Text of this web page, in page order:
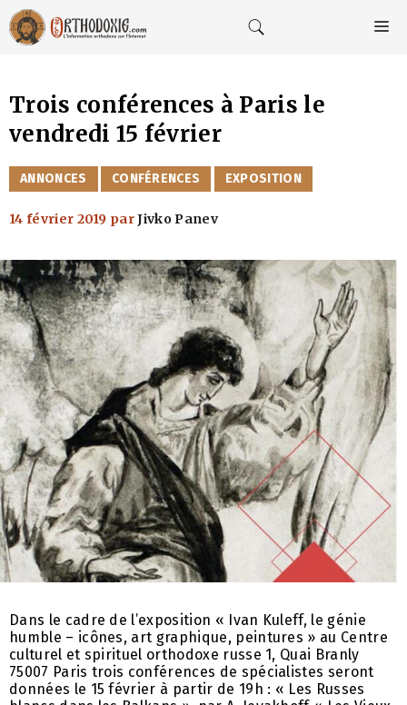
Aller
au
contenu
Trois conférences à Paris le
vendredi 15 février
CATÉGORIES
ANNONCES CONFÉRENCES EXPOSITION
14 février 2019 parJivko Panev
Dans le cadre de l’exposition « Ivan Kuleff, le génie
humble – icônes, art graphique, peintures » au Centre
culturel et spirituel orthodoxe russe 1, Quai Branly
75007 Paris trois conférences de spécialistes seront
données le 15 février à partir de 19h : « Les Russes